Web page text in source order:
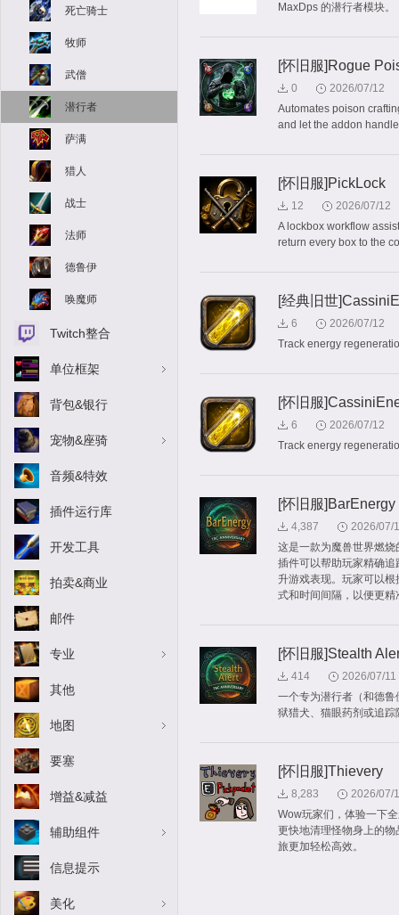
死亡骑士
牧师
武僧
潜行者
萨满
猎人
战士
法师
德鲁伊
唤魔师
Twitch整合
单位框架
背包&银行
宠物&座骑
音频&特效
插件运行库
开发工具
拍卖&商业
邮件
专业
其他
地图
要塞
增益&减益
辅助组件
信息提示
美化
MaxDps 的潜行者模块。
[怀旧服]Rogue
0
2026/07/12
Automates poison
and let the addon
[怀旧服]PickLock
12
2026/07/12
A lockbox workflow
return every box to the
[经典旧世
6
2026/07/12
Track energy
[怀旧服
6
2026/07/12
Track energy
[怀旧服]BarEnergy
4,387
2026/07/
这是一款为魔兽世界燃
插件可以帮助玩家精确
升游戏表现。玩家可以
式和时间间隔，以便更
[怀旧服]Stealth
414
2026/07/11
一个专为潜行者（和德
狱猎犬、猫眼药剂或追
[怀旧服]Thievery
8,283
2026/07/
Wow玩家们，体验一下
更快地清理怪物身上的
旅更加轻松高效。